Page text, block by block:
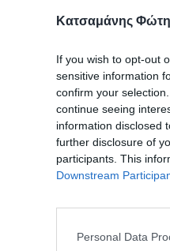
Κατσαμάνης
If you wish to opt-out
sensitive information
confirm your
continue seeing
information disclosed
further disclosure of
participants. This
Downstream
Personal Data